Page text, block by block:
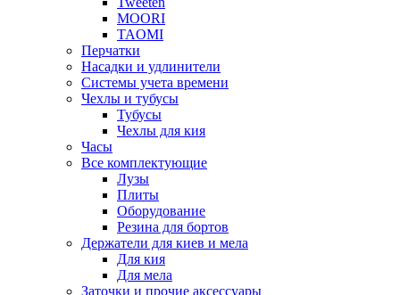
MOORI
TAOMI
Перчатки
Насадки и удлинители
Системы учета времени
Чехлы и тубусы
Тубусы
Чехлы для кия
Часы
Все комплектующие
Лузы
Плиты
Оборудование
Резина для бортов
Держатели для киев и мела
Для кия
Для мела
Заточки и прочие аксессуары